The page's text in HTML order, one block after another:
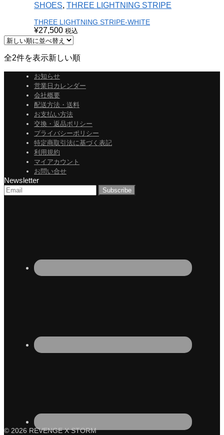
SHOES, THREE LIGHTNING STRIPE
THREE LIGHTNING STRIPE-WHITE
¥27,500 税込
全2件を表示新しい順
お知らせ
営業日カレンダー
会社概要
配送方法・送料
お支払い方法
交換・返品ポリシー
プライバシーポリシー
特定商取引法に基づく表記
利用規約
マイアカウント
お問い合せ
Newsletter
© 2026 REVENGE X STORM